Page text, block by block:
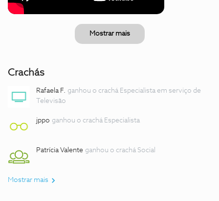
Mostrar mais
Crachás
Rafaela F. ganhou o crachá Especialista em serviço de
Televisão
jppo ganhou o crachá Especialista
Patrícia Valente ganhou o crachá Social
Mostrar mais